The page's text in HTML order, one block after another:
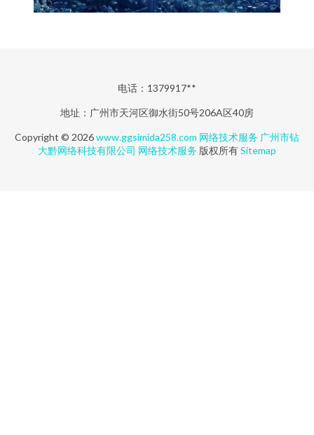
电话：1379917**
地址：广州市天河区御水街50号206A区40房
Copyright © 2026www.ggsimida258.com 网络技术服务 广州市钻
大黔网络科技有限公司 网络技术服务 版权所有Sitemap